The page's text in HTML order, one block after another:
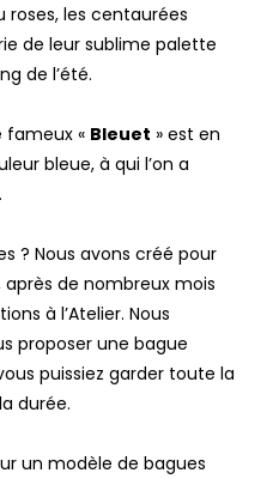
roses, les centaurées
de leur sublime palette
de l’été.
fameux « Bleuet » est en
bleue, à qui l’on a
? Nous avons créé pour
de nombreux mois
à l’Atelier. Nous
proposer une bague
puissiez garder toute la
durée.
un modèle de bagues